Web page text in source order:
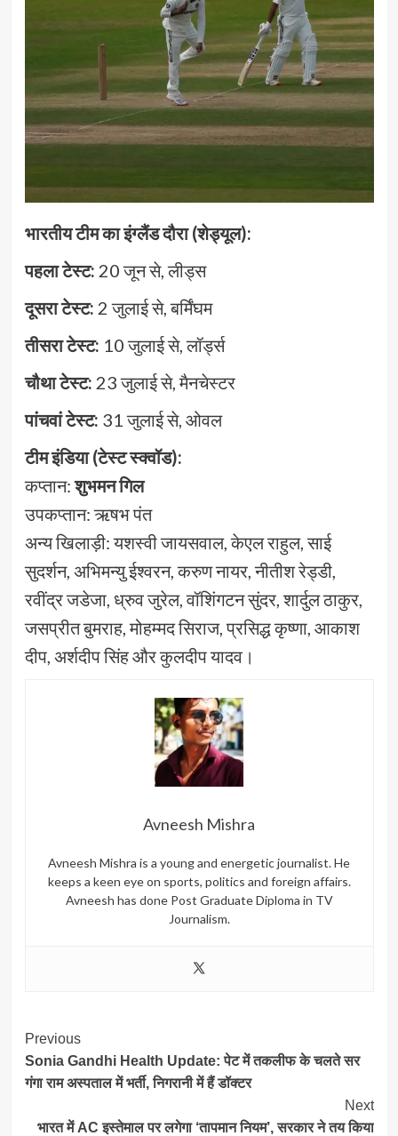
भारतीय टीम का इंग्लैंड दौरा (शेड्यूल):
पहला टेस्ट: 20 जून से, लीड्स
दूसरा टेस्ट: 2 जुलाई से, बर्मिंघम
तीसरा टेस्ट: 10 जुलाई से, लॉर्ड्स
चौथा टेस्ट: 23 जुलाई से, मैनचेस्टर
पांचवां टेस्ट: 31 जुलाई से, ओवल
टीम इंडिया (टेस्ट स्क्वॉड):
कप्तान:शुभमन गिल
उपकप्तान: ऋषभ पंत
अन्य खिलाड़ी: यशस्वी जायसवाल, केएल राहुल, साई
सुदर्शन, अभिमन्यु ईश्वरन, करुण नायर, नीतीश रेड्डी,
रवींद्र जडेजा, ध्रुव जुरेल, वॉशिंगटन सुंदर, शार्दुल ठाकुर,
जसप्रीत बुमराह, मोहम्मद सिराज, प्रसिद्ध कृष्णा, आकाश
दीप, अर्शदीप सिंह और कुलदीप यादव।
Avneesh Mishra
Avneesh Mishra is a young and energetic journalist. He
keeps a keen eye on sports, politics and foreign affairs.
Avneesh has done Post Graduate Diploma in TV
Journalism.
Post
Navigation
Previous
Sonia Gandhi Health Update: पेट में तकलीफ के चलते सर
गंगा राम अस्पताल में भर्ती, निगरानी में हैं डॉक्टर
Next
भारत में AC इस्तेमाल पर लगेगा ‘तापमान नियम’, सरकार ने तय किया